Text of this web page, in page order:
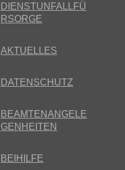
DIENSTUNFALLFÜ
RSORGE
AKTUELLES
DATENSCHUTZ
BEAMTENANGELE
GENHEITEN
BEIHILFE